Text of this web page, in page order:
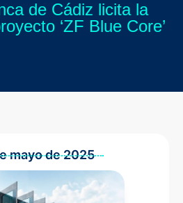
de Cádiz licita la
‘ZF Blue Core’
mayo de 2025